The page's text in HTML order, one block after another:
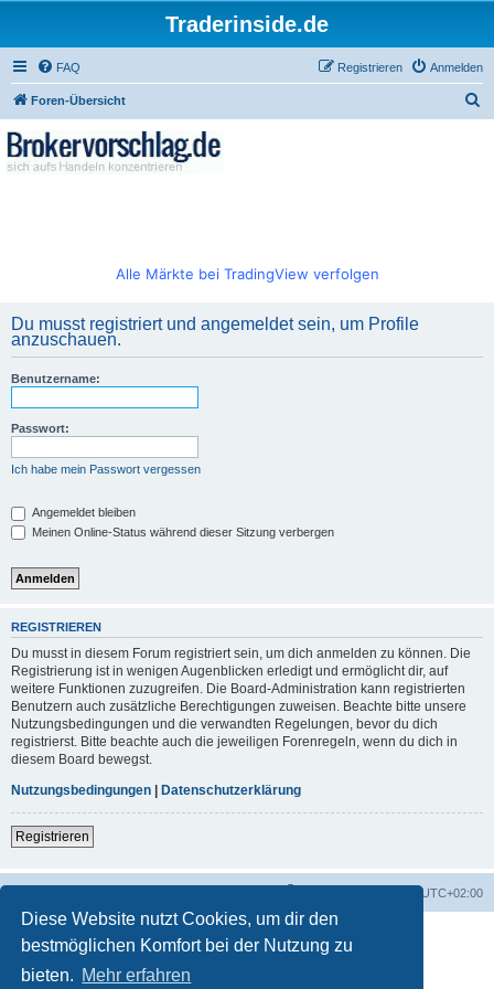
Diese Website nutzt Cookies, um dir den
bestmöglichen Komfort bei der Nutzung zu
bieten. Mehr erfahren
Traderinside.de
FAQ Anmelden
Registrieren
Foren-Übersicht
Alle Märkte bei TradingView verfolgen
Du musst registriert und angemeldet sein, um Profile
anzuschauen.
Benutzername:
Passwort:
Ich habe mein Passwort vergessen
Angemeldet bleiben
Meinen Online-Status während dieser Sitzung verbergen
REGISTRIEREN
Du musst in diesem Forum registriert sein, um dich anmelden zu können. Die
Registrierung ist in wenigen Augenblicken erledigt und ermöglicht dir, auf
weitere Funktionen zuzugreifen. Die Board-Administration kann registrierten
Benutzern auch zusätzliche Berechtigungen zuweisen. Beachte bitte unsere
Nutzungsbedingungen und die verwandten Regelungen, bevor du dich
registrierst. Bitte beachte auch die jeweiligen Forenregeln, wenn du dich in
diesem Board bewegst.
Nutzungsbedingungen | Datenschutzerklärung
Registrieren
UTC+02:00